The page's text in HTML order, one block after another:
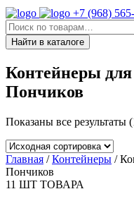
+7 (968)
Искать:
Найти в каталоге
Контейнеры
Пончиков
Показаны все результаты
Главная /Контейнеры /
Пончиков
11 ШТ ТОВАРА